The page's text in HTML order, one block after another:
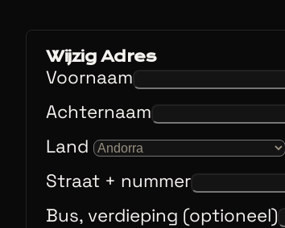
Wijzig Adres
Voornaam
Achternaam
Land
Straat + nummer
Bus, verdieping (optioneel)